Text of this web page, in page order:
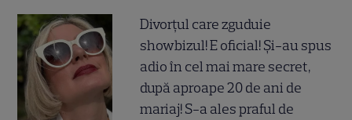
Divorțul care zguduie
showbizul! E oficial! Și-au spus
adio în cel mai mare secret,
după aproape 20 de ani de
mariaj! S-a ales praful de